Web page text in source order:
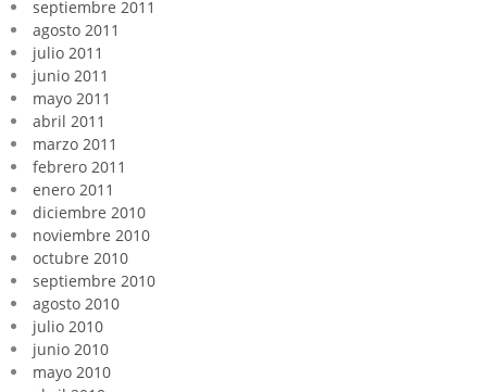
septiembre 2011
agosto 2011
julio 2011
junio 2011
mayo 2011
abril 2011
marzo 2011
febrero 2011
enero 2011
diciembre 2010
noviembre 2010
octubre 2010
septiembre 2010
agosto 2010
julio 2010
junio 2010
mayo 2010